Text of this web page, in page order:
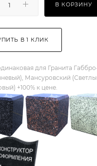
В КОРЗИНУ
В 1 КЛИК
для Гранита
Мансуровский
+100% к цене.